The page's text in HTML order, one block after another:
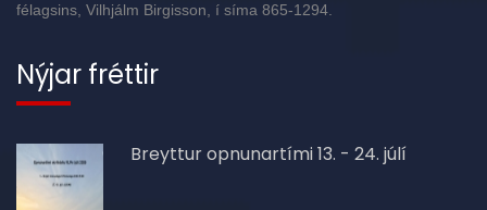
félagsins, Vilhjálm Birgisson, í síma 865-1294.
Nýjar fréttir
Breyttur opnunartími 13. - 24. júlí